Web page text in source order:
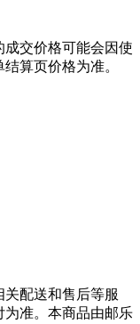
交价格可能会因使
算页价格为准。
配送和售后等服
为准。本商品由邮乐